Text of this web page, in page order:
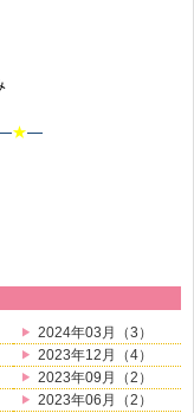
★—
2024年03月（3）
2023年12月（4）
2023年09月（2）
2023年06月（2）